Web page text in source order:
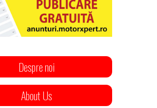
Despre noi
About Us